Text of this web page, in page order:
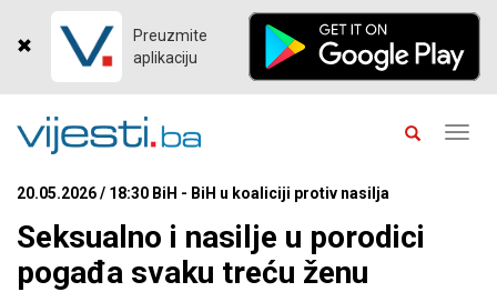
Preuzmite
aplikaciju
20.05.2026 / 18:30 BiH - BiH u koaliciji protiv nasilja
Seksualno i nasilje u porodici
pogađa svaku treću ženu